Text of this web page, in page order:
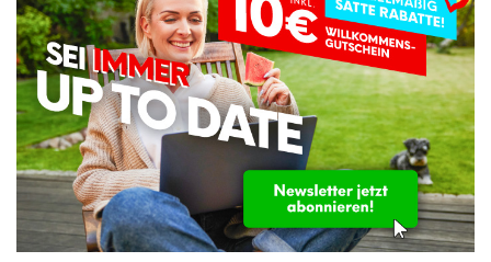
Mülltonnenbox